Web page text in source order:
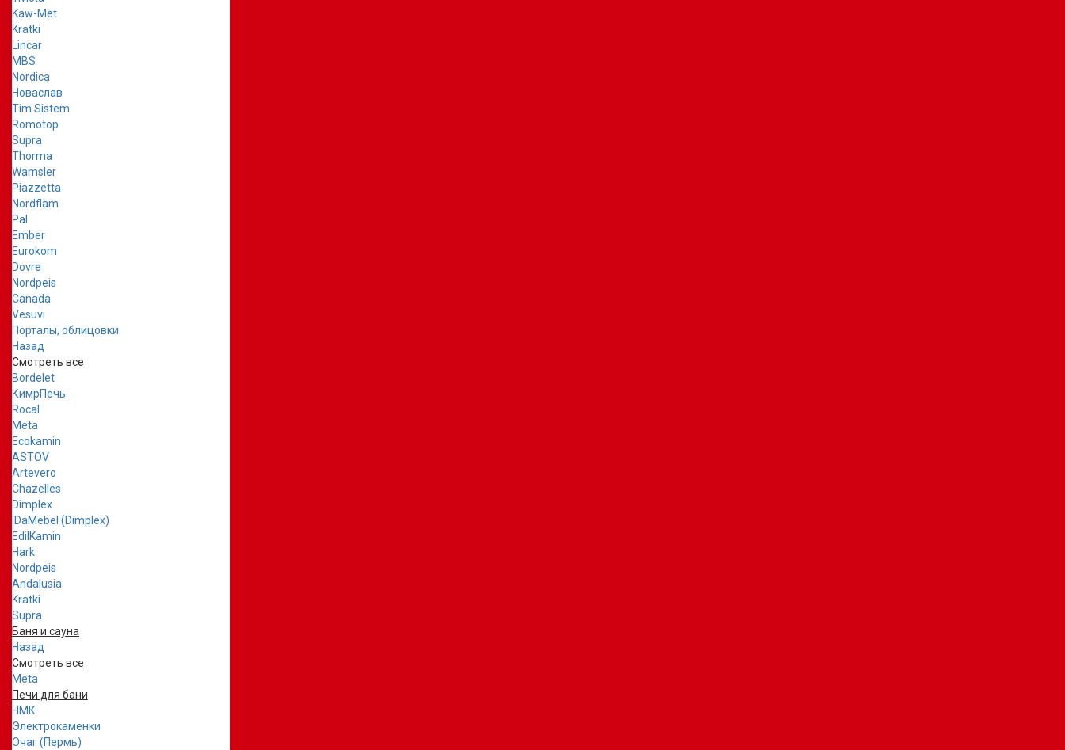
Kaw-Met
Kratki
Lincar
MBS
Nordica
Новаслав
Tim Sistem
Romotop
Supra
Thorma
Wamsler
Piazzetta
Nordflam
Pal
Ember
Eurokom
Dovre
Nordpeis
Canada
Vesuvi
Порталы, облицовки
Назад
Смотреть все
Bordelet
КимрПечь
Rocal
Meta
Ecokamin
ASTOV
Artevero
Chazelles
Dimplex
IDaMebel (Dimplex)
EdilKamin
Hark
Nordpeis
Andalusia
Kratki
Supra
Баня и сауна
Назад
Смотреть все
Meta
Печи для бани
НМК
Электрокаменки
Очаг (Пермь)